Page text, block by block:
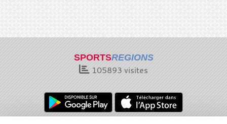
SPORTSREGIONS
105893 visites